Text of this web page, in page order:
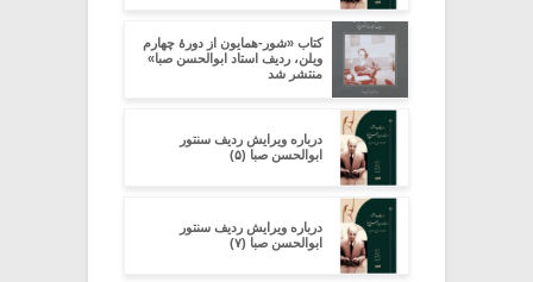
کتاب «شور-همایون از دورۀ چهارم
ویلن، ردیف استاد ابوالحسن صبا»
منتشر شد
درباره ویرایش ردیف سنتور
ابوالحسن صبا (۵)
درباره ویرایش ردیف سنتور
ابوالحسن صبا (۷)